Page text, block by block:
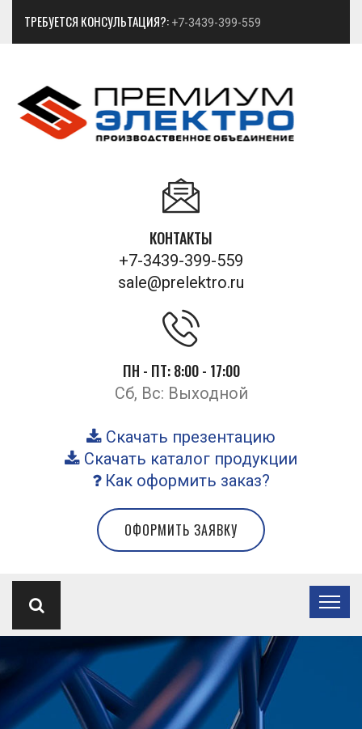
ТРЕБУЕТСЯ КОНСУЛЬТАЦИЯ?: +7-3439-399-559
КОНТАКТЫ
+7-3439-399-559
sale@prelektro.ru
ПН - ПТ: 8:00 - 17:00
Сб, Вс: Выходной
Скачать презентацию
Скачать каталог продукции
Как оформить заказ?
ОФОРМИТЬ ЗАЯВКУ